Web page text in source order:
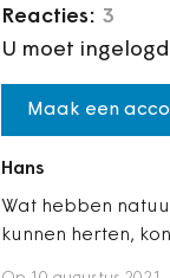
Reacties: 3
U moet
Maak een
Hans
Wat hebben
kunnen herten,